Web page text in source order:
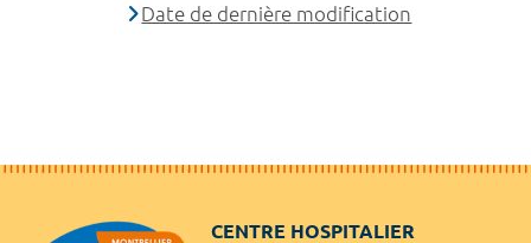
Date de dernière modification
CENTRE HOSPITALIER